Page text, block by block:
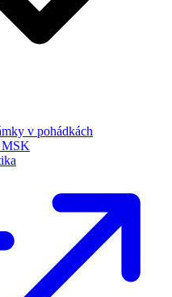
v pohádkách
MSK